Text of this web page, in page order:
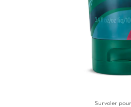
Survoler